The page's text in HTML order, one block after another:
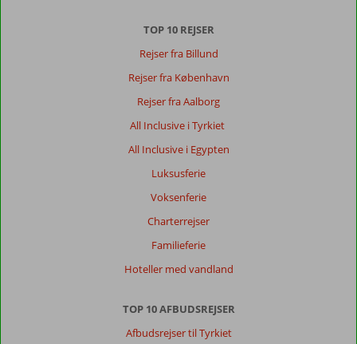
TOP 10 REJSER
Rejser fra Billund
Rejser fra København
Rejser fra Aalborg
All Inclusive i Tyrkiet
All Inclusive i Egypten
Luksusferie
Voksenferie
Charterrejser
Familieferie
Hoteller med vandland
TOP 10 AFBUDSREJSER
Afbudsrejser til Tyrkiet